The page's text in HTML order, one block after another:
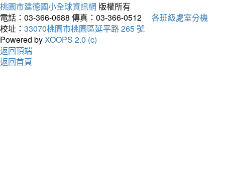
桃園市建德國小全球資訊網 版權所有
電話：03-366-0688 傳真：03-366-0512
各班級處室分機
校址： 33070桃園市桃園區延平路 265 號
Powered byXOOPS 2.0 (c)
返回頂端
返回首頁